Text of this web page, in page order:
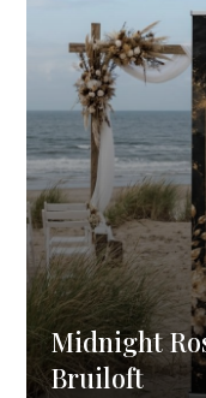
Midnight
Bruiloft